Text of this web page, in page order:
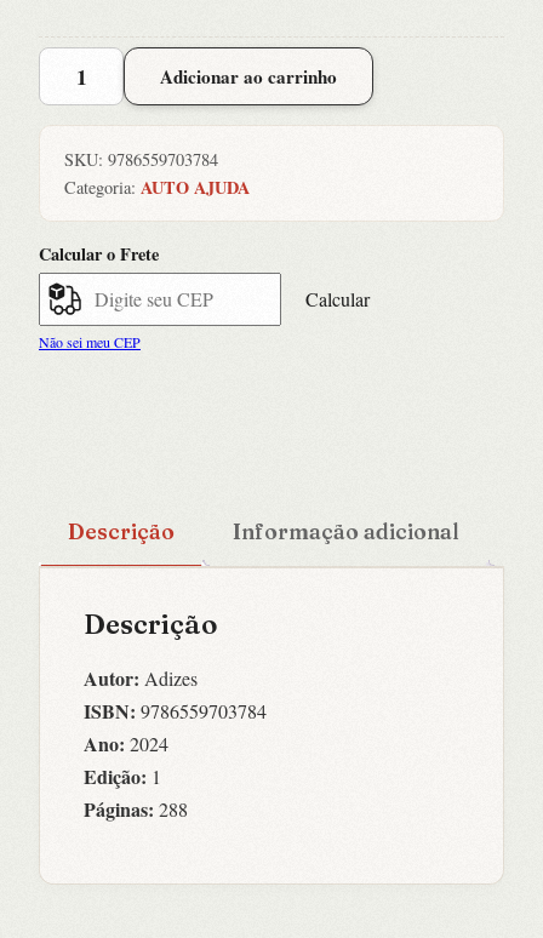
Amor
Conversas
Mais
Intimas
e
Adicionar ao carrinho
SKU: 9786559703784
Categoria: AUTO AJUDA
Calcular o Frete
Calcular
Não sei meu CEP
Descrição Informação adicional
Descrição
Autor: Adizes
ISBN: 9786559703784
Ano: 2024
Edição: 1
Páginas: 288